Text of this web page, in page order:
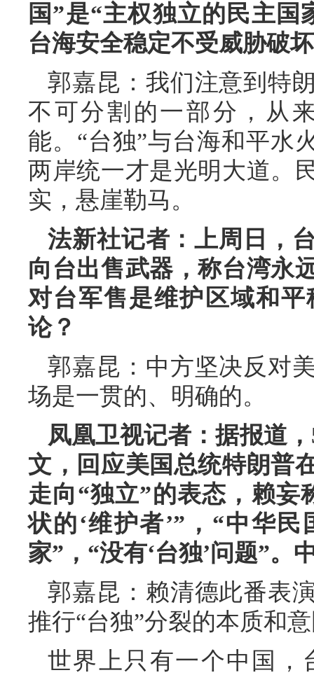
国”是“主权独立的民主
台海安全稳定不受威胁破
郭嘉昆：我们注意到特
不可分割的一部分，从
能。“台独”与台海和平水
两岸统一才是光明大道。
实，悬崖勒马。
法新社记者：上周日，
向台出售武器，称台湾永
对台军售是维护区域和
论？
郭嘉昆：中方坚决反对
场是一贯的、明确的。
凤凰卫视记者：据报道
文，回应美国总统特朗普
走向“独立”的表态，赖妄
状的‘维护者’”，“中华
家”，“没有‘台独’问题”。
郭嘉昆：赖清德此番表
推行“台独”分裂的本质和
世界上只有一个中国，